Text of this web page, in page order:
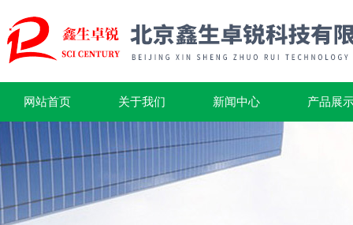
网站首页 关于我们 新闻中心 产品展